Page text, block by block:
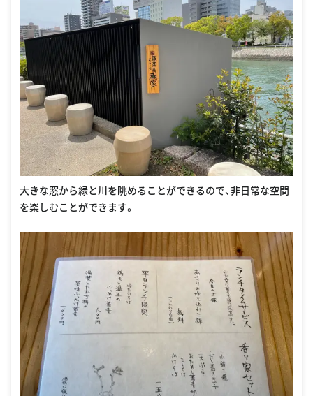
大きな窓から緑と川を眺めることができるので、非日常な空間
を楽しむことができます。